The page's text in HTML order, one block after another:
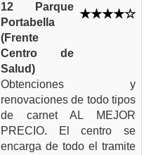
12 Parque
Portabella
(Frente
Centro de
Salud)
Obtenciones y
renovaciones de todo tipos
de carnet AL MEJOR
PRECIO. El centro se
encarga de todo el tramite